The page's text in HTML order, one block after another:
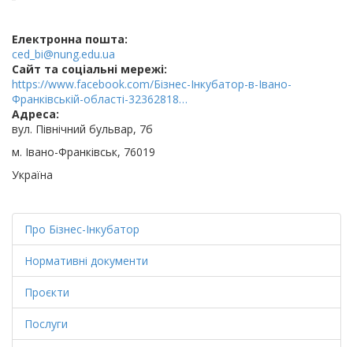
Електронна пошта:
ced_bi@nung.edu.ua
Cайт та соціальні мережі:
https://www.facebook.com/Бізнес-Інкубатор-в-Івано-
Франківській-області-32362818…
Адреса:
вул. Північний бульвар, 7б
м. Івано-Франківськ, 76019
Україна
Про Бізнес-Інкубатор
Нормативні документи
Проєкти
Послуги